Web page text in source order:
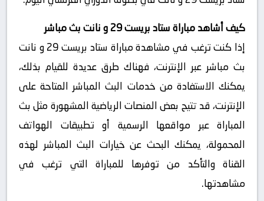
كيف أشاهد مباراة ستاد بريست 29 و نانت بث مباشر
إذا كنت ترغب في مشاهدة مباراة ستاد بريست 29 و نانت
بث مباشر عبر الإنترنت، فهناك طرق عديدة للقيام بذلك،
يمكنك الاستفادة من خدمات البث المباشر المتاحة على
الإنترنت، قد تتيح بعض المنصات الرياضية المشهورة مثل بث
المباراة عبر مواقعها الرسمية أو تطبيقات الهواتف
المحمولة، يمكنك البحث عن خيارات البث المباشر لهذه
القناة والتأكد من توفرها للمباراة التي ترغب في
مشاهدتها.